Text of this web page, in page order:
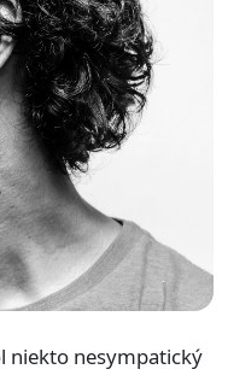
niekto nesympatický